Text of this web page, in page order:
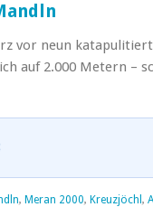
vor neun
auf 2.000 Metern –
, Meran 2000, Kreuzjöchl ,